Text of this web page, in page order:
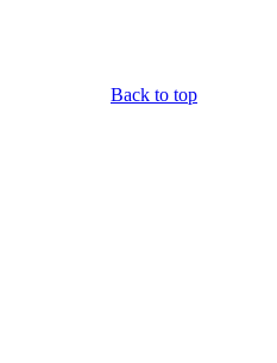
Back to top